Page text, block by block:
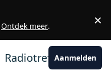
Ontdek meer. ×
RadiotrefpuntAanmelden